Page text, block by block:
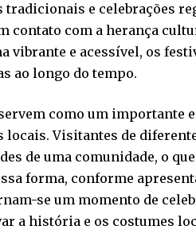
e celebrações
contato com a herança
vibrante e acessível, os
ao longo do tempo.
como um importante
locais. Visitantes de
de uma comunidade, o
forma, conforme
se um momento de
a história e os costumes